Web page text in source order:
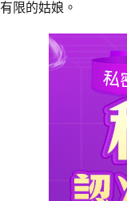
限的姑娘。